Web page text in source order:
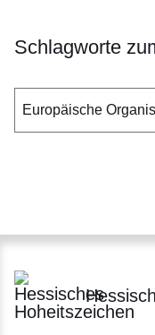
Schlagworte
Europäische